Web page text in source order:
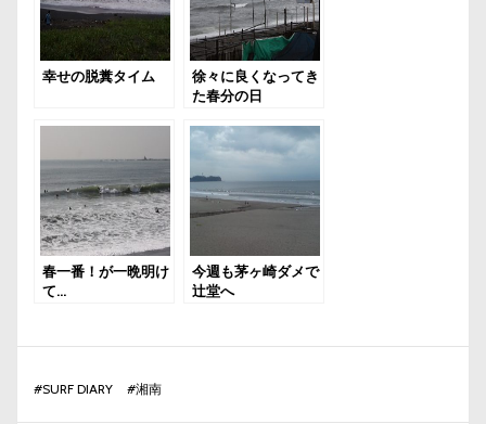
幸せの脱糞タイム
徐々に良くなってき
た春分の日
春一番！が一晩明け
て…
今週も茅ヶ崎ダメで
辻堂へ
#SURF DIARY #湘南